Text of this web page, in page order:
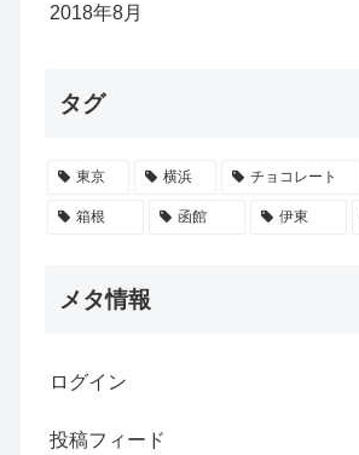
2018年8月
タグ
東京 横浜 チョコレート
箱根 函館 伊東
メタ情報
ログイン
投稿フィード